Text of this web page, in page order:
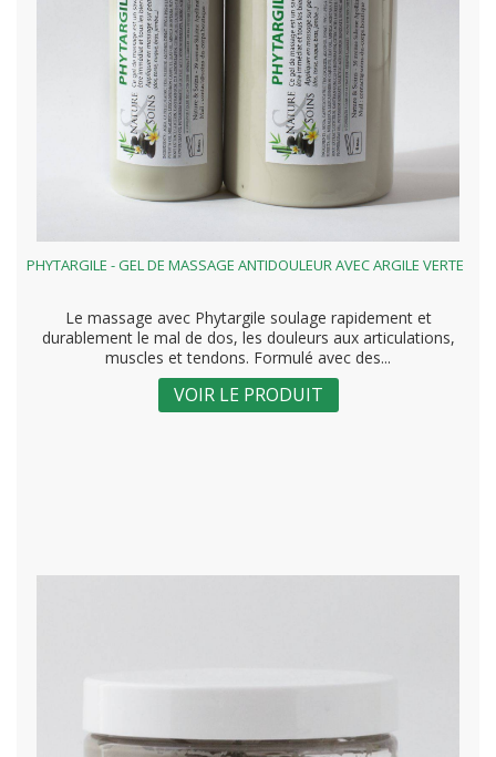
PHYTARGILE - GEL DE MASSAGE ANTIDOULEUR AVEC ARGILE VERTE
Le massage avec Phytargile soulage rapidement et
durablement le mal de dos, les douleurs aux articulations,
muscles et tendons. Formulé avec des...
VOIR LE PRODUIT